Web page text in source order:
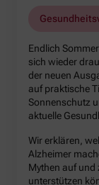
Endlich
sich wieder
der neuen
auf praktische
Sonnenschutz
aktuelle
Wir erklären,
Alzheimer
Mythen auf und
unterstützen